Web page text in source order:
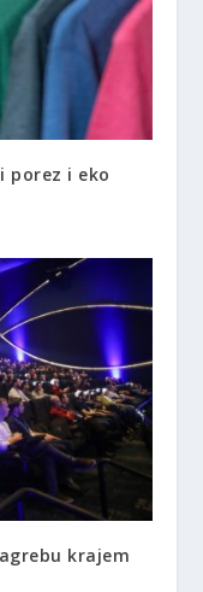
porez i eko
krajem